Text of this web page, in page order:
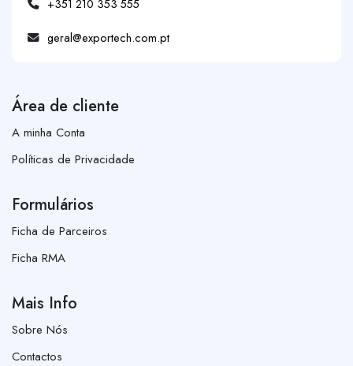
geral@exportech.com.pt
Área de cliente
A minha Conta
Políticas de Privacidade
Formulários
Ficha de Parceiros
Ficha RMA
Mais Info
Sobre Nós
Contactos